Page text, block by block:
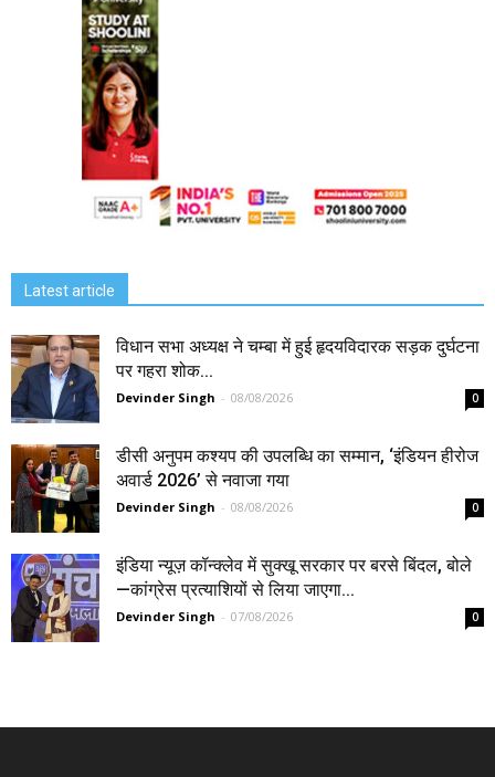
Latest article
विधान सभा अध्यक्ष ने चम्बा में हुई हृदयविदारक सड़क दुर्घटना
पर गहरा शोक...
Devinder Singh - 08/08/2026 0
डीसी अनुपम कश्यप की उपलब्धि का सम्मान, ‘इंडियन हीरोज
अवार्ड 2026’ से नवाजा गया
Devinder Singh - 08/08/2026 0
इंडिया न्यूज़ कॉन्क्लेव में सुक्खू सरकार पर बरसे बिंदल, बोले
—कांग्रेस प्रत्याशियों से लिया जाएगा...
Devinder Singh - 07/08/2026 0